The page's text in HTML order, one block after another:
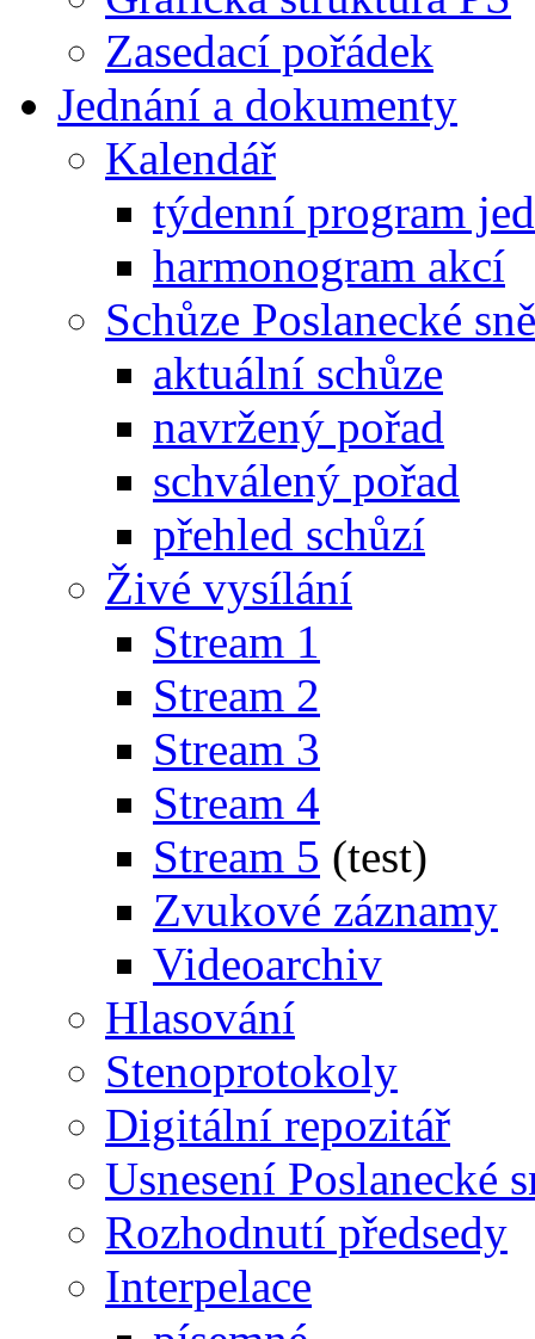
Zasedací pořádek
Jednání a dokumenty
Kalendář
týdenní program
harmonogram akcí
Schůze Poslanecké
aktuální schůze
navržený pořad
schválený pořad
přehled schůzí
Živé vysílání
Stream 1
Stream 2
Stream 3
Stream 4
Stream 5 (test)
Zvukové záznamy
Videoarchiv
Hlasování
Stenoprotokoly
Digitální repozitář
Usnesení Poslanecké
Rozhodnutí předsedy
Interpelace